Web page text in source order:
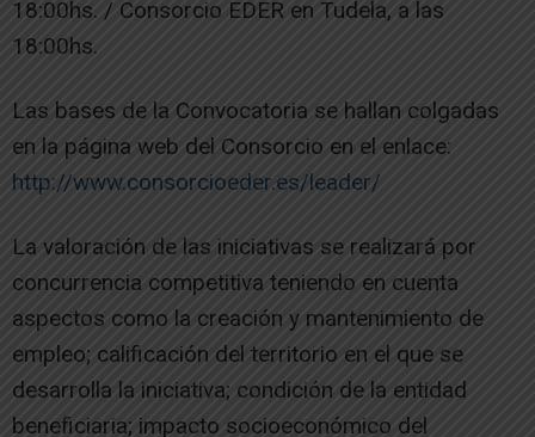
18:00hs. / Consorcio EDER en Tudela, a las
18:00hs.
Las bases de la Convocatoria se hallan colgadas
en la página web del Consorcio en el enlace:
http://www.consorcioeder.es/leader/
La valoración de las iniciativas se realizará por
concurrencia competitiva teniendo en cuenta
aspectos como la creación y mantenimiento de
empleo; calificación del territorio en el que se
desarrolla la iniciativa; condición de la entidad
beneficiaria; impacto socioeconómico del